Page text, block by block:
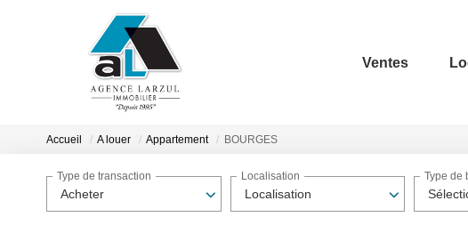
Ventes
Accueil A louer Appartement BOURGES
Acheter
Type de transaction
Localisation
Localisation Type de